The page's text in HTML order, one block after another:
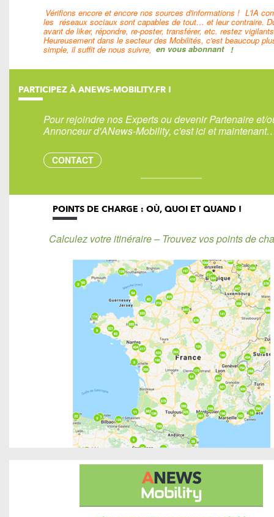
Vérifions encore et encore nos sources d'informations ! L'IA
les réseaux sociaux sont capables de tout… et leur contraire.
avant de liker, répondre, re-poster, transférer, etc. restez
Heureusement dans le secteur des Mobilités, c'est beaucoup
simple, il suffit de nous suivre, en vous abonnant !
PARTICIPEZ À ANEWS-MOBILITY.FR !
Pour rejoindre nos Experts ou devenir Partenaire et/
Annonceur d'ANews-Mobility, c'est ici et
CONTACT
POINTS DE CHARGE : OÙ, QUOI ET QUAND !
Calculez votre itinéraire – Trouvez vos points de